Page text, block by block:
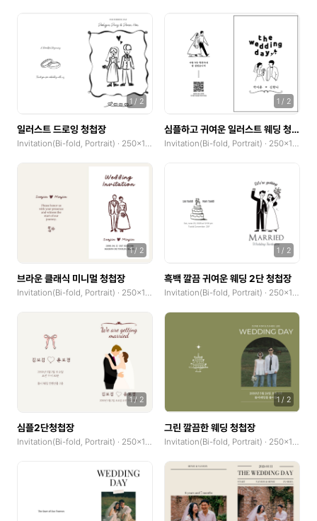
1 / 2
일러스트 드로잉 청첩장
1 / 2
심플하고 귀여운 일러스트 웨딩 청첩장
1/ 2
브라운 클래식 미니멀 청첩장
1 / 2
흑백 깔끔 귀여운 웨딩 2단 청첩장
1 / 2
심플2단청첩장
1 / 2
그린 깔끔한 웨딩 청첩장